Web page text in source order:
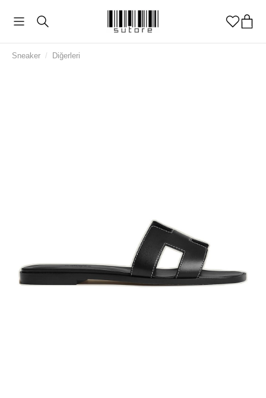
Sneaker / Diğerleri